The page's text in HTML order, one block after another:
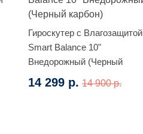
Гироскутер с Влагозащитой
Smart Balance 10"
Внедорожный (Черный
карбон)
14 299 р. 14 900 р.